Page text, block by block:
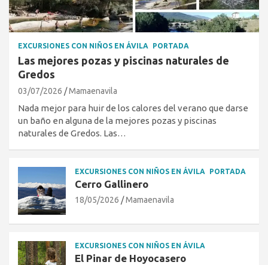
EXCURSIONES CON NIÑOS EN ÁVILA PORTADA
Las mejores pozas y piscinas naturales de
Gredos
03/07/2026 Mamaenavila
Nada mejor para huir de los calores del verano que darse
un baño en alguna de la mejores pozas y piscinas
naturales de Gredos. Las…
EXCURSIONES CON NIÑOS EN ÁVILA PORTADA
Cerro Gallinero
18/05/2026 Mamaenavila
EXCURSIONES CON NIÑOS EN ÁVILA
El Pinar de Hoyocasero